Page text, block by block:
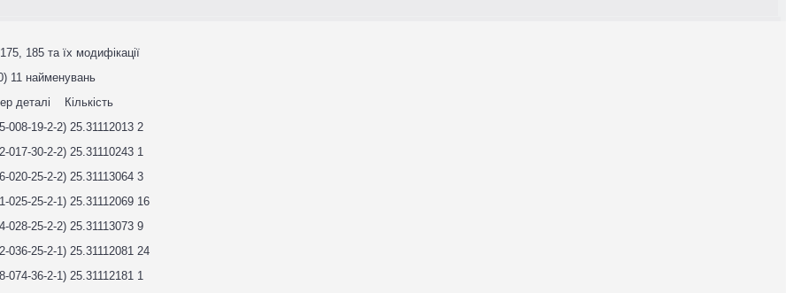
185 та їх модифікації
11 найменувань
Кількість
19-2-2) 25.31112013 2
30-2-2) 25.31110243 1
25-2-2) 25.31113064 3
25-2-1) 25.31112069 16
25-2-2) 25.31113073 9
25-2-1) 25.31112081 24
36-2-1) 25.31112181 1